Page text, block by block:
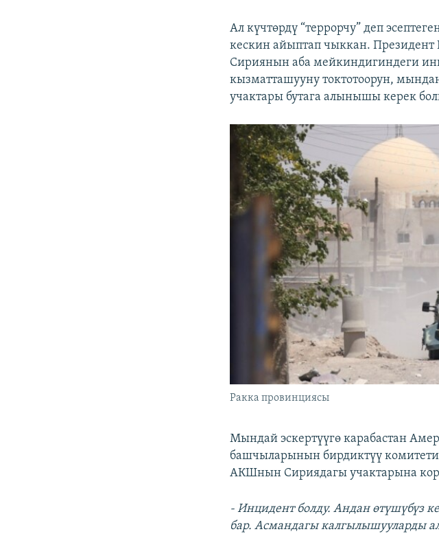
Ал күчтөрдү “террорчу” деп
кескин айыптап чыккан. Президент
Сириянын аба мейкиндигиндеги
кызматташууну токтотоорун,
учактары бутага алынышы керек
Ракка провинциясы
Мындай эскертүүгө карабастан
башчыларынын бирдиктүү
АКШнын Сириядагы учактарына
- Инцидент болду. Андан өтүшүбүз
бар. Асмандагы калгылышууларды